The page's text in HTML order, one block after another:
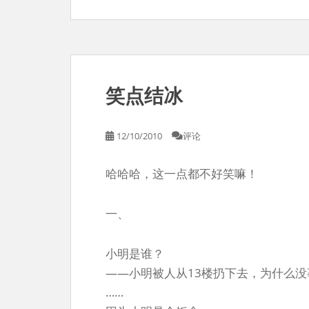
笑点结冰
12/10/2010 评论
哈哈哈，这一点都不好笑嘛！
一、
小明是谁？
——小明被人从13楼扔下去，为什么没
……